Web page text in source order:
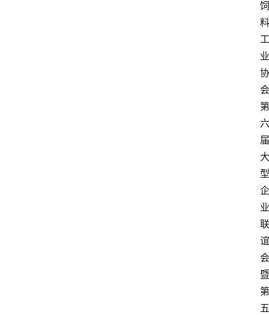
饲
料
工
业
协
会
第
六
届
大
型
企
业
联
谊
会
暨
第
五